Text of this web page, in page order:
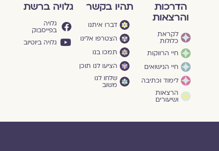
הדרכות
והרצאות
לקראת
כלולות
חיי הרווקות
חיי הנישואים
לימוד וכתיבה
הרצאות
ושיעורים
תהיו בקשר
דברו איתנו
הצטרפו אלינו
תמכו בנו
הציעו לנו תוכן
שלחו לנו
משוב
גלויה ברשת
גלויה
בפייסבוק
גלויה ביוטיוב